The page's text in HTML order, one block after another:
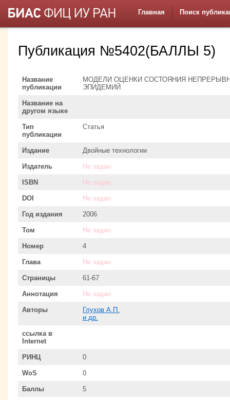
Главная Поиск
Публикация №5402(БАЛЛЫ 5)
Название
публикации
МОДЕЛИ ОЦЕНКИ СОСТОЯНИЯ
ЭПИДЕМИЙ
Название на
другом языке
Тип
публикации
Статья
Издание Двойные технологии
Издатель Не задан
ISBN Не задан
DOI Не задан
Год издания 2006
Том Не задан
Номер 4
Глава Не задан
Страницы 61-67
Аннотация Не задан
Авторы
Глухов А.П.
и др.
ссылка в
Internet
РИНЦ 0
WoS 0
Баллы 5